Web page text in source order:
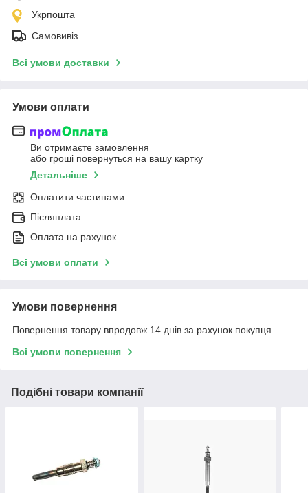
Укрпошта
Самовивіз
Всі умови доставки
Умови оплати
Ви отримаєте замовлення
або гроші повернуться на вашу картку
Детальніше
Оплатити частинами
Післяплата
Оплата на рахунок
Всі умови оплати
Умови повернення
Повернення товару впродовж 14 днів за рахунок покупця
Всі умови повернення
Подібні товари компанії